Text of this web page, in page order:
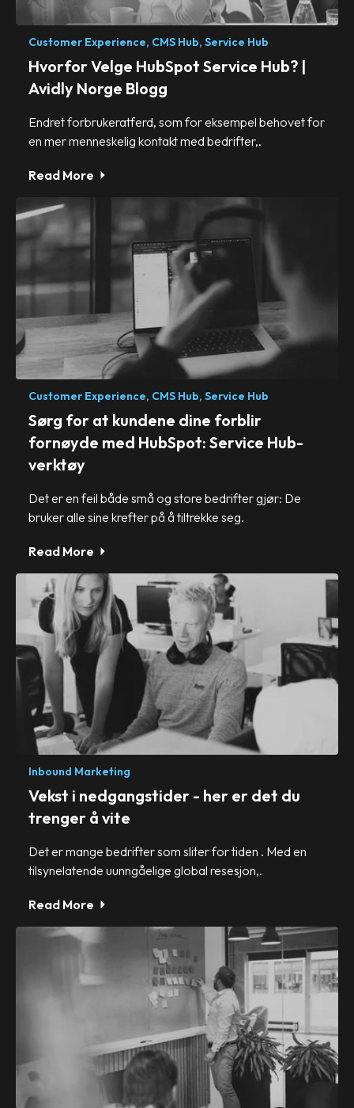
Customer Experience, CMS Hub, Service Hub
Hvorfor Velge HubSpot Service Hub? |
Avidly Norge Blogg
Endret forbrukeratferd, som for eksempel behovet for
en mer menneskelig kontakt med bedrifter,.
Read More
Customer Experience, CMS Hub, Service Hub
Sørg for at kundene dine forblir
fornøyde med HubSpot: Service Hub-
verktøy
Det er en feil både små og store bedrifter gjør: De
bruker alle sine krefter på å tiltrekke seg.
Read More
Inbound Marketing
Vekst i nedgangstider - her er det du
trenger å vite
Det er mange bedrifter som sliter for tiden . Med en
tilsynelatende uunngåelige global resesjon,.
Read More